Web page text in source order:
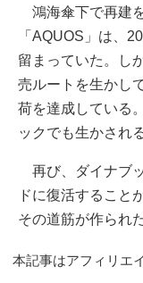
鴻海傘下で再建
「AQUOS」は、
留まっていた。し
売ルートを生かし
荷を達成している
ックでも生かされ
再び、ダイナブ
ドに復活すること
その道筋が作られ
本記事はアフィリエ